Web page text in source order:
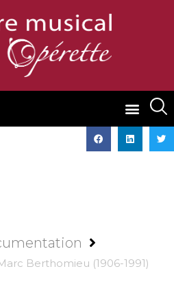
Berthomieu (1906-1991)